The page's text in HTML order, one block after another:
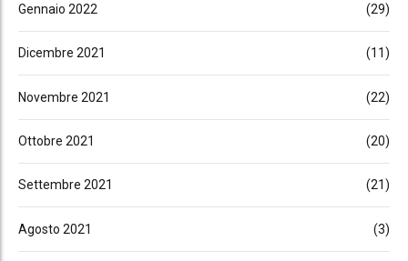
Gennaio 2022 (29)
Dicembre 2021 (11)
Novembre 2021 (22)
Ottobre 2021 (20)
Settembre 2021 (21)
Agosto 2021 (3)